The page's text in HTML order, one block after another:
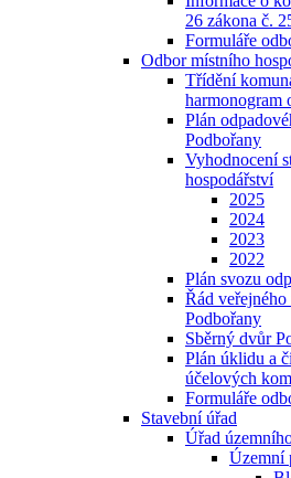
26 zákona č.
Formuláře
Odbor místního
Třídění
harmonogram
Plán
Podbořany
Vyhodnocení
hospodářství
2025
2024
2023
2022
Plán svozu
Řád veřejného
Podbořany
Sběrný dvůr
Plán úklidu a
účelových
Formuláře
Stavební úřad
Úřad
Územní